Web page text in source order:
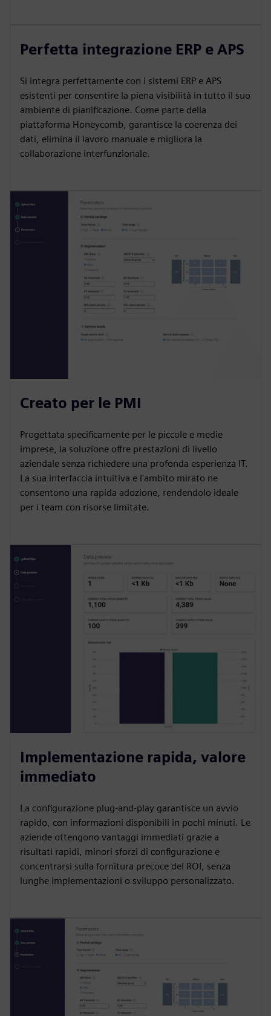
Perfetta integrazione ERP e APS
Si integra perfettamente con i sistemi ERP e APS
esistenti per consentire la piena visibilità in tutto il suo
ambiente di pianificazione. Come parte della
piattaforma Honeycomb, garantisce la coerenza dei
dati, elimina il lavoro manuale e migliora la
collaborazione interfunzionale.
Creato per le PMI
Progettata specificamente per le piccole e medie
imprese, la soluzione offre prestazioni di livello
aziendale senza richiedere una profonda esperienza IT.
La sua interfaccia intuitiva e l'ambito mirato ne
consentono una rapida adozione, rendendolo ideale
per i team con risorse limitate.
Implementazione rapida, valore
immediato
La configurazione plug-and-play garantisce un avvio
rapido, con informazioni disponibili in pochi minuti. Le
aziende ottengono vantaggi immediati grazie a
risultati rapidi, minori sforzi di configurazione e
concentrarsi sulla fornitura precoce del ROI, senza
lunghe implementazioni o sviluppo personalizzato.